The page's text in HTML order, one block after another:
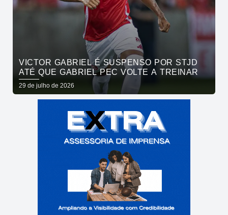
VICTOR GABRIEL É SUSPENSO POR STJD
ATÉ QUE GABRIEL PEC VOLTE A TREINAR
29 de julho de 2026